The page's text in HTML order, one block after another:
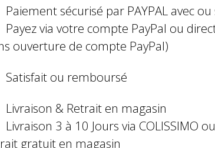
Paiement sécurisé par PAYPAL avec
Payez via votre compte PayPal ou
ouverture de compte PayPal)
Satisfait ou remboursé
Livraison & Retrait en magasin
Livraison 3 à 10 Jours via COLISSIMO
gratuit en magasin